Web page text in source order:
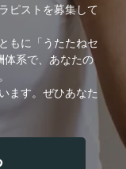
ピストを募集して
もに「うたたねセ
体系で、あなたの
ます。ぜひあなた